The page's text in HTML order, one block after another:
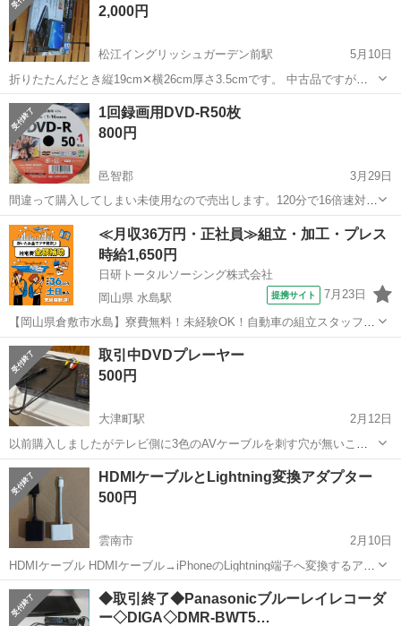
2,000円
松江イングリッシュガーデン前駅
5月10日
折りたたんだとき縦19cm✕横26cm厚さ3.5cmです。 中古品ですが、
ほとんど使用してません。 箱、付属品全て揃ってます。 カー電源アダ
プターと車載用カバーがあり、車前列のシートにDVDプレーヤーを入
れた車載用カバーを設...
島根 松江市 松江イングリッシュガーデン前駅
映像プレーヤー、レコーダー
1回録画用DVD-R50枚
800円
邑智郡
3月29日
間違って購入してしまい未使用なので売出します。120分で16倍速対
応。 テレビ録画ダビングにどうぞ。 ナイロンビニールを剥がしてる
為、簡単ではありますが包装して渡します。
島根 邑智郡 映像プレーヤー、レコーダー DVD
≪月収36万円・正社員≫組立・加工・プレス
時給1,650円
日研トータルソーシング株式会社
岡山県 水島駅
提携サイト 7月23日
【岡山県倉敷市水島】寮費無料！未経験OK！自動車の組立スタッフ
《お仕事No.NS0089》 お仕事について 車の組立作業です。専用レール
に乗って流れてくる車の骨組みに、車内外の各部品・ハンドル・足回
り・ドア・シートなどの各...
岡山 倉敷市 水島駅 その他
取引中DVDプレーヤー
500円
大津町駅
2月12日
以前購入しましたがテレビ側に3色のAVケーブルを刺す穴が無いこと
に気づいて以来、しまってありました。 変換機があれば再生可能だと
思いますが新しく購入したので出品します。 欲しい方がいらっしゃれ
ばどうぞ。
島根 出雲市 映像プレーヤー、レコーダー
ケーブル
HDMIケーブルとLightning変換アダプター
500円
雲南市
2月10日
HDMIケーブル HDMIケーブル→iPhoneのLightning端子へ変換するアダ
プター(映像出力の際に) どちらか片方でも可
島根 雲南市 映像プレーヤー、レコーダー Lightning
◆取引終了◆Panasonicブルーレイレコーダ
ー◇DIGA◇DMR-BWT5…